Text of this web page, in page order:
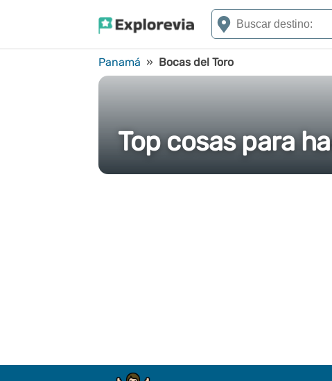
Panamá » Bocas del Toro
Top cosas para